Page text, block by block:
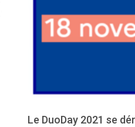
Le DuoDay 2021 se